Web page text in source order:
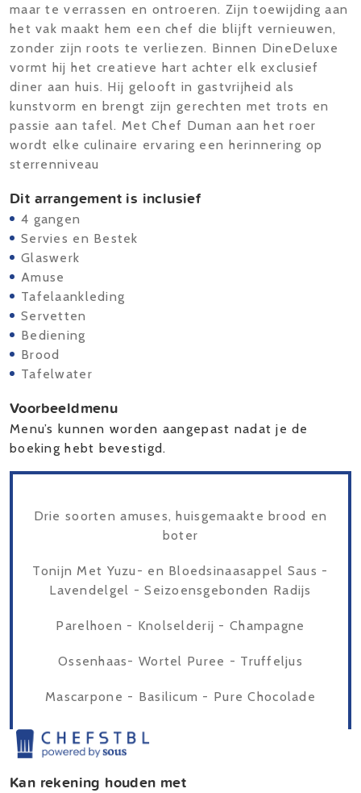
maar te verrassen en ontroeren. Zijn toewijding aan
het vak maakt hem een chef die blijft vernieuwen,
zonder zijn roots te verliezen. Binnen DineDeluxe
vormt hij het creatieve hart achter elk exclusief
diner aan huis. Hij gelooft in gastvrijheid als
kunstvorm en brengt zijn gerechten met trots en
passie aan tafel. Met Chef Duman aan het roer
wordt elke culinaire ervaring een herinnering op
sterrenniveau
Dit arrangement is inclusief
4 gangen
Servies en Bestek
Glaswerk
Amuse
Tafelaankleding
Servetten
Bediening
Brood
Tafelwater
Voorbeeldmenu
Menu’s kunnen worden aangepast nadat je de
boeking hebt bevestigd.
Drie soorten amuses, huisgemaakte brood en
boter
Tonijn Met Yuzu- en Bloedsinaasappel Saus -
Lavendelgel - Seizoensgebonden Radijs
Parelhoen - Knolselderij - Champagne
Ossenhaas- Wortel Puree - Truffeljus
Mascarpone - Basilicum - Pure Chocolade
Kan rekening houden met